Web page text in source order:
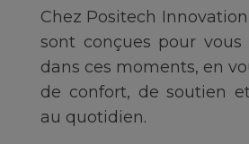
Chez Positech
sont conçues pour vous
dans ces moments, en
de confort, de soutien
au quotidien.